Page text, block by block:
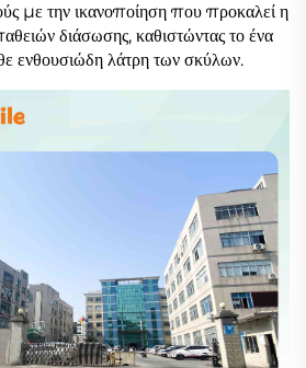
με την ικανοποίηση που προκαλεί η
διάσωσης, καθιστώντας το ένα
ενθουσιώδη λάτρη των σκύλων.